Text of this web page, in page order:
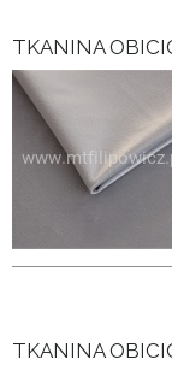
TKANINA
TKANINA